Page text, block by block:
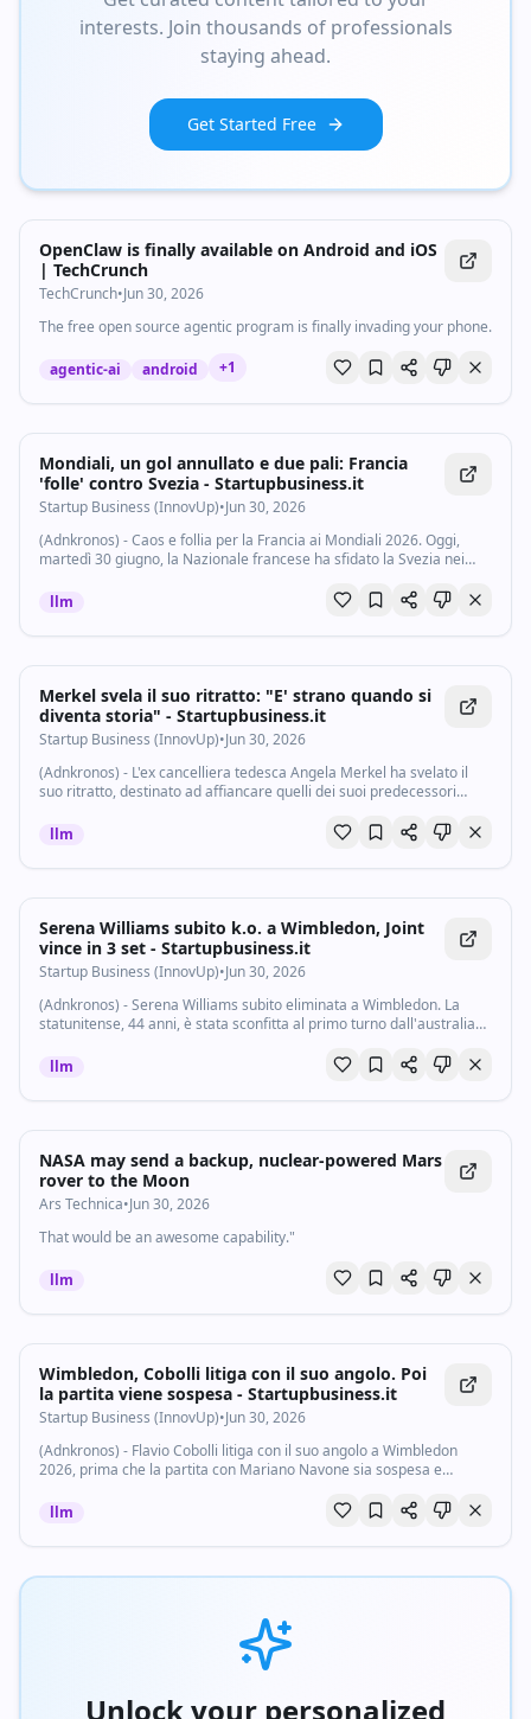
interests. Join thousands of professionals
staying ahead.
Get Started Free
OpenClaw is finally available on Android and iOS
| TechCrunch
TechCrunch•Jun 30, 2026
The free open source agentic program is finally invading your phone.
agentic-ai android +1
Mondiali, un gol annullato e due pali: Francia
'folle' contro Svezia - Startupbusiness.it
Startup Business (InnovUp)•Jun 30, 2026
(Adnkronos) - Caos e follia per la Francia ai Mondiali 2026. Oggi,
martedì 30 giugno, la Nazionale francese ha sfidato la Svezia nei
Messico e Canada...
llm
Merkel svela il suo ritratto: "E' strano quando si
diventa storia" - Startupbusiness.it
Startup Business (InnovUp)•Jun 30, 2026
(Adnkronos) - L'ex cancelliera tedesca Angela Merkel ha svelato il
suo ritratto, destinato ad affiancare quelli dei suoi predecessori
inaugurare il...
llm
Serena Williams subito k.o. a Wimbledon, Joint
vince in 3 set - Startupbusiness.it
Startup Business (InnovUp)•Jun 30, 2026
(Adnkronos) - Serena Williams subito eliminata a Wimbledon. La
statunitense, 44 anni, è stata sconfitta al primo turno dall'australiana
6-7 (6-8), 6-3...
llm
NASA may send a backup, nuclear-powered Mars
rover to the Moon
Ars Technica•Jun 30, 2026
That would be an awesome capability."
llm
Wimbledon, Cobolli litiga con il suo angolo. Poi
la partita viene sospesa - Startupbusiness.it
Startup Business (InnovUp)•Jun 30, 2026
(Adnkronos) - Flavio Cobolli litiga con il suo angolo a Wimbledon
2026, prima che la partita con Mariano Navone sia sospesa e
Londra, dove l'azzurro se...
llm
Unlock your personalized